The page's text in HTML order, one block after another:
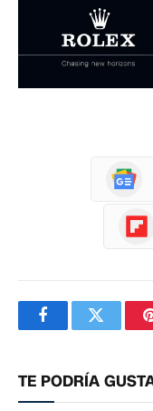
FacebookTwitter
TE PODRÍA